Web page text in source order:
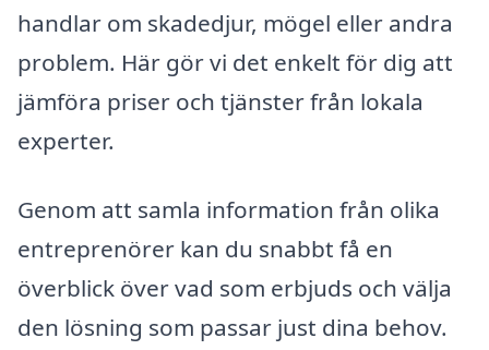
handlar om skadedjur, mögel eller andra
problem. Här gör vi det enkelt för dig att
jämföra priser och tjänster från lokala
experter.
Genom att samla information från olika
entreprenörer kan du snabbt få en
överblick över vad som erbjuds och välja
den lösning som passar just dina behov.